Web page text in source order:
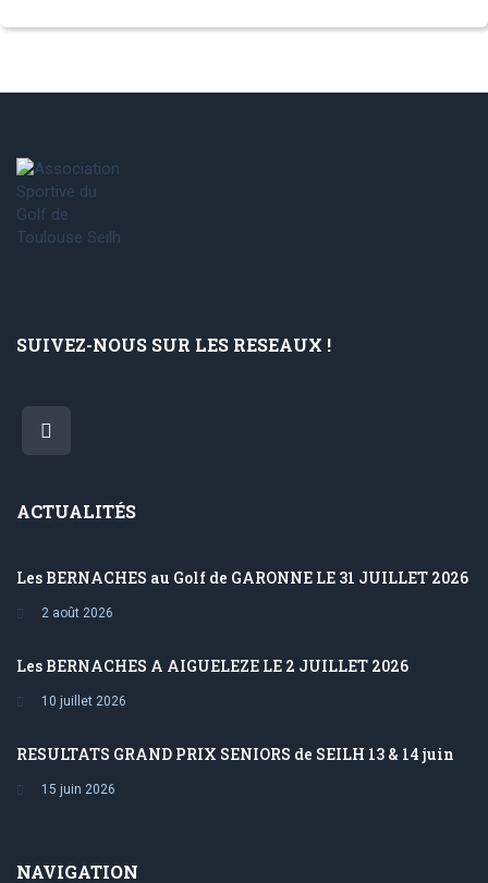
SUIVEZ-NOUS SUR LES RESEAUX !
ACTUALITÉS
Les BERNACHES au Golf de GARONNE LE 31 JUILLET 2026
2 août 2026
Les BERNACHES A AIGUELEZE LE 2 JUILLET 2026
10 juillet 2026
RESULTATS GRAND PRIX SENIORS de SEILH 13 & 14 juin
15 juin 2026
NAVIGATION